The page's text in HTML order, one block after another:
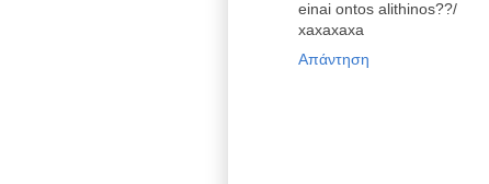
einai ontos alithinos??/
xaxaxaxa
Απάντηση